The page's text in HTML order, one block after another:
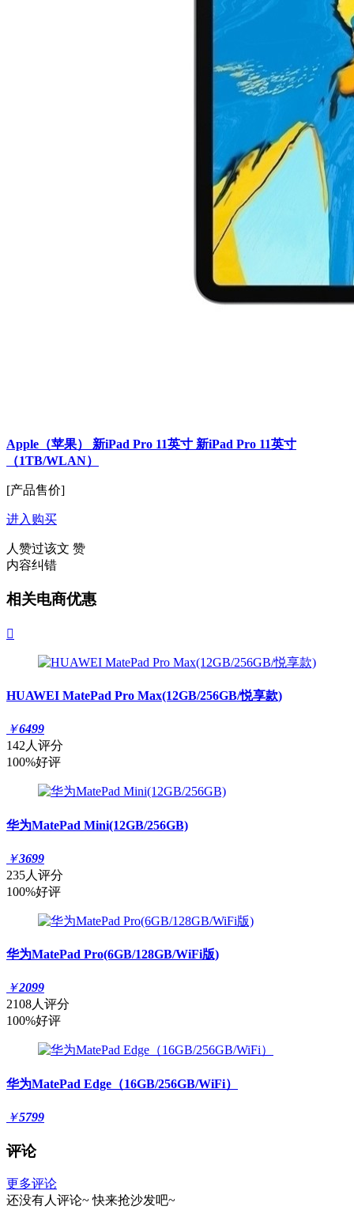
Apple（苹果） 新iPad Pro 11英寸 新iPad Pro 11英寸
（1TB/WLAN）
[产品售价]
进入购买
人赞过该文 赞
内容纠错
相关电商优惠

HUAWEI MatePad Pro Max(12GB/256GB/悦享款)
￥6499
142人评分
100%好评
华为MatePad Mini(12GB/256GB)
￥3699
235人评分
100%好评
华为MatePad Pro(6GB/128GB/WiFi版)
￥2099
2108人评分
100%好评
华为MatePad Edge（16GB/256GB/WiFi）
￥5799
评论
更多评论
还没有人评论~ 快来抢沙发吧~